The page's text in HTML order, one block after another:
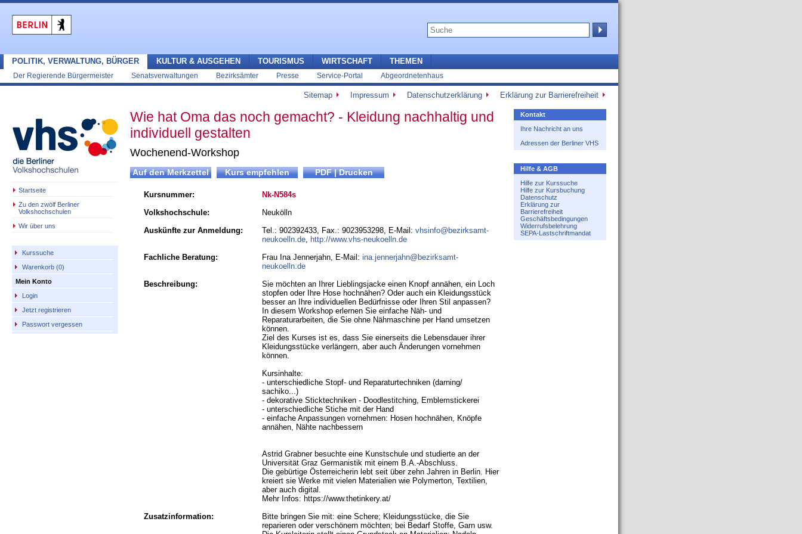
POLITIK, VERWALTUNG, BÜRGER
Der Regierende Bürgermeister Senatsverwaltungen Bezirksämter Presse Service-Portal Abgeordnetenhaus
KULTUR & AUSGEHEN TOURISMUS WIRTSCHAFT THEMEN
Sitemap Impressum Datenschutzerklärung Erklärung zur Barrierefreiheit
Startseite
Zu den zwölf Berliner
Volkshochschulen
Wir über uns
Kurssuche
Warenkorb (0)
Mein Konto
Login
Jetzt registrieren
Passwort vergessen
Kontakt
Ihre Nachricht an uns
Adressen der Berliner VHS
Hilfe & AGB
Hilfe zur Kurssuche
Hilfe zur Kursbuchung
Datenschutz
Erklärung zur
Barrierefreiheit
Geschäftsbedingungen
Widerrufsbelehrung
SEPA-Lastschriftmandat
Wie hat Oma das noch gemacht? - Kleidung nachhaltig und
individuell gestalten
Wochenend-Workshop
Kursnummer:
Nk-N584s
Volkshochschule:
Neukölln
Auskünfte zur Anmeldung:
Tel.: 902392433, Fax.: 9023953298, E-Mail: vhsinfo@bezirksamt-
neukoelln.de, http://www.vhs-neukoelln.de
Fachliche Beratung:
Frau Ina Jennerjahn, E-Mail: ina.jennerjahn@bezirksamt-
neukoelln.de
Beschreibung:
Sie möchten an Ihrer Lieblingsjacke einen Knopf annähen, ein Loch
stopfen oder Ihre Hose hochnähen? Oder auch ein Kleidungsstück
besser an Ihre individuellen Bedürfnisse oder Ihren Stil anpassen?
In diesem Workshop erlernen Sie einfache Näh- und
Reparaturarbeiten, die Sie ohne Nähmaschine per Hand umsetzen
können.
Ziel des Kurses ist es, dass Sie einerseits die Lebensdauer ihrer
Kleidungsstücke verlängern, aber auch Änderungen vornehmen
können.
Kursinhalte:
- unterschiedliche Stopf- und Reparaturtechniken (darning/
sachiko...)
- dekorative Sticktechniken - Doodlestitching, Emblemstickerei
- unterschiedliche Stiche mit der Hand
- einfache Anpassungen vornehmen: Hosen hochnähen, Knöpfe
annähen, Nähte nachbessern
Astrid Grabner besuchte eine Kunstschule und studierte an der
Universität Graz Germanistik mit einem B.A.-Abschluss.
Die gebürtige Österreicherin lebt seit über zehn Jahren in Berlin. Hier
kreiert sie Werke mit vielen Materialien wie Polymerton, Textilien,
aber auch digital.
Mehr Infos: https://www.thetinkery.at/
Zusatzinformation:
Bitte bringen Sie mit: eine Schere; Kleidungsstücke, die Sie
reparieren oder verschönern möchten; bei Bedarf Stoffe, Garn usw.